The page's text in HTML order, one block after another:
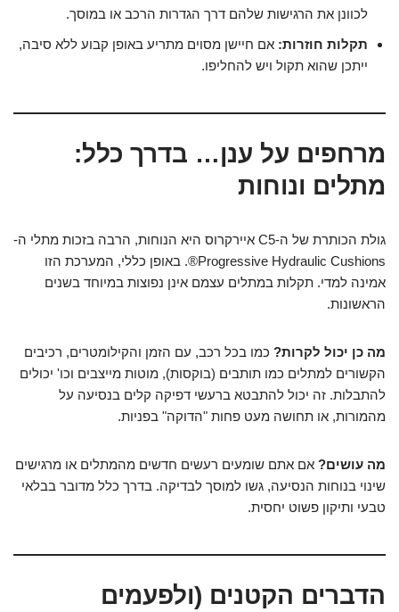
לכוונן את הרגישות שלהם דרך הגדרות הרכב או במוסך.
תקלות חוזרות: אם חיישן מסוים מתריע באופן קבוע ללא סיבה,
ייתכן שהוא תקול ויש להחליפו.
מרחפים על ענן… בדרך כלל:
מתלים ונוחות
גולת הכותרת של ה-C5 איירקרוס היא הנוחות, הרבה בזכות מתלי ה-
Progressive Hydraulic Cushions®. באופן כללי, המערכת הזו
אמינה למדי. תקלות במתלים עצמם אינן נפוצות במיוחד בשנים
הראשונות.
מה כן יכול לקרות? כמו בכל רכב, עם הזמן והקילומטרים, רכיבים
הקשורים למתלים כמו תותבים (בוקסות), מוטות מייצבים וכו' יכולים
להתבלות. זה יכול להתבטא ברעשי דפיקה קלים בנסיעה על
מהמורות, או תחושה מעט פחות "הדוקה" בפניות.
מה עושים? אם אתם שומעים רעשים חדשים מהמתלים או מרגישים
שינוי בנוחות הנסיעה, גשו למוסך לבדיקה. בדרך כלל מדובר בבלאי
טבעי ותיקון פשוט יחסית.
הדברים הקטנים (ולפעמים